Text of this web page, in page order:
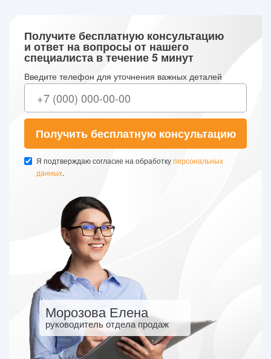
Получите бесплатную консультацию
и ответ на вопросы от нашего
специалиста в течение 5 минут
Введите телефон для уточнения важных деталей
Получить бесплатную консультацию
Я подтверждаю согласие на обработкуперсональных
данных.
Морозова Елена
руководитель отдела продаж